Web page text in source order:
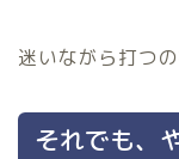
迷いながら打つ
それでも、